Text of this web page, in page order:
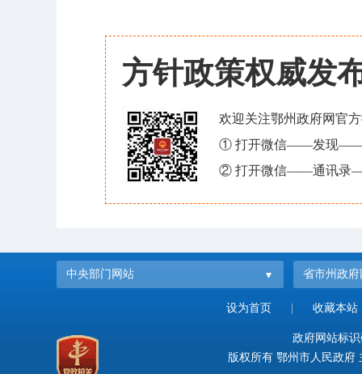
方针政策权威发
欢迎关注鄂州政府网官
① 打开微信——发现——
② 打开微信——通讯录
中央部门网站 省市州政府
设为首页 收藏本站
政府网站标
版权所有 鄂州市人民政府